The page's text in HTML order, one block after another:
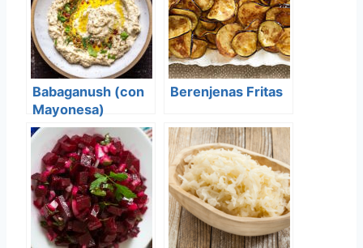
Babaganush (con
Mayonesa)
Berenjenas Fritas